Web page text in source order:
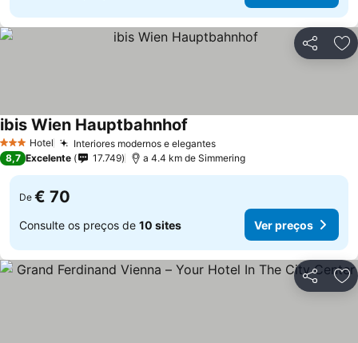
Partilhar
3 EstrelasHotel Interiores modernos e elegantes
ibis Wien Hauptbahnhof
8,7 Excelente 17.749 a 4.4 km de Simmering
De € 70
Consulte os preços de 10 sites Ver preços
Partilhar